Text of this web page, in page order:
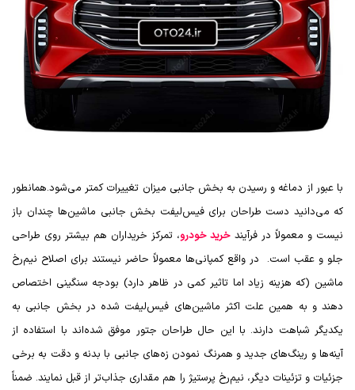
با عبور از دماغه و رسیدن به بخش جانبی میزان تغییرات کمتر می‌شود.همانطور
که می‌دانید دست طراحان برای فیس‌لیفت بخش جانبی ماشین‌ها چندان باز
نیست و معمولاً در فرآیند خرید خودرو، تمرکز خریداران هم بیشتر روی طراحی
جلو و عقب است. در واقع کمپانی‌ها معمولاً حاضر نیستند برای اصلاح نیم‌رخ
ماشین (که هزینه زیاد اما تاثیر کمی در ظاهر دارد) بودجه سنگینی اختصاص
دهند و به همین علت اکثر ماشین‌های فیس‌لیفت شده در بخش جانبی به
یکدیگر شباهت دارند. با این حال طراحان جتور موفق شده‌اند با استفاده از
آینه‌ها و رینگ‌های جدید و همرنگ نمودن زه‌های جانبی با بدنه و دقت به برخی
جزئیات و تزئینات دیگر، نیم‌رخ پرستیژ را هم مقداری جذاب‌تر از قبل نمایند. ضمناً